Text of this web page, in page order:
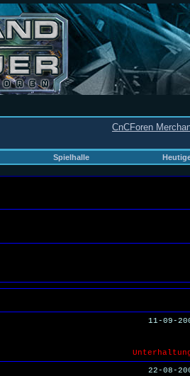
CnCForen
Spielhalle
11-09-
22-08-